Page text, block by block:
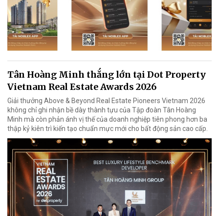
Tân Hoàng Minh thắng lớn tại Dot Property
Vietnam Real Estate Awards 2026
Giải thưởng Above & Beyond Real Estate Pioneers Vietnam 2026
không chỉ ghi nhận bề dày thành tựu của Tập đoàn Tân Hoàng
Minh mà còn phản ánh vị thế của doanh nghiệp tiên phong hơn ba
thập kỷ kiên trì kiến tạo chuẩn mực mới cho bất động sản cao cấp.